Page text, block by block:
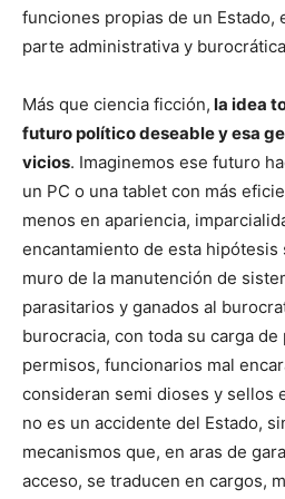
funciones propias de un Estado,
parte administrativa y
Más que ciencia ficción, la idea
futuro político deseable y esa
vicios. Imaginemos ese futuro
un PC o una tablet con más
menos en apariencia,
encantamiento de esta
muro de la manutención de
parasitarios y ganados al
burocracia, con toda su carga
permisos, funcionarios mal
consideran semi dioses y sellos
no es un accidente del Estado,
mecanismos que, en aras de
acceso, se traducen en cargos,